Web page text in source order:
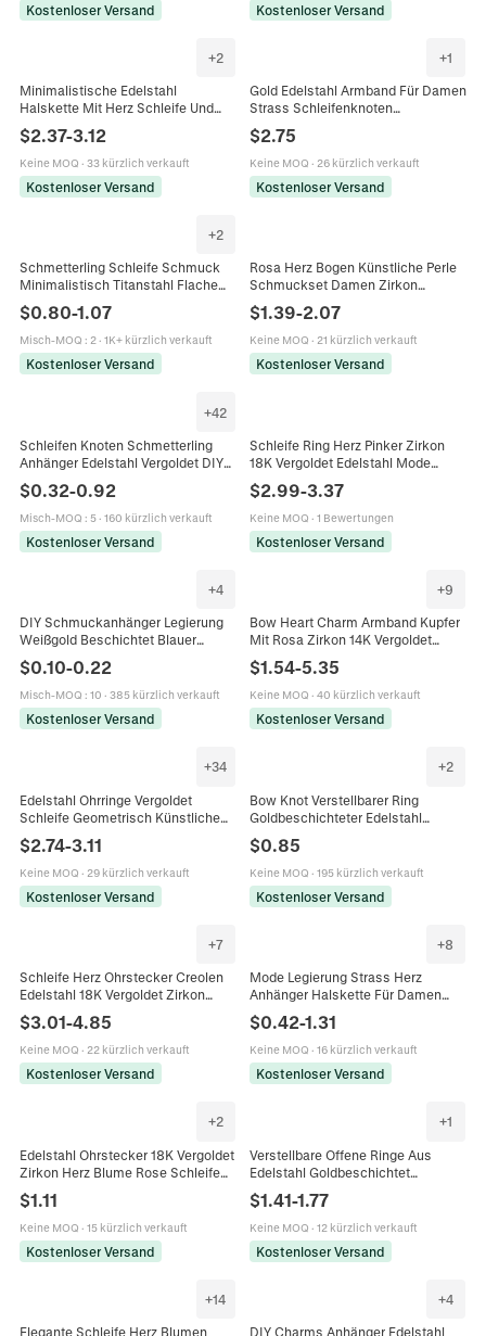
Kostenloser Versand Kostenloser Versand
+2
Minimalistische Edelstahl
Halskette Mit Herz Schleife Und
Künstliche Perlen Anhängern
Elegante Vergoldete Versilberte
Schmuck
$2.37-3.12
Keine MOQ · 33 kürzlich verkauft
Kostenloser Versand
+1
Gold Edelstahl Armband Für Damen
Strass Schleifenknoten
Lebensbaum Schlüssel Anhänger
Verstellbarer Charm Armreif Mode
Schmuck
$2.75
Keine MOQ · 26 kürzlich verkauft
Kostenloser Versand
+2
Schmetterling Schleife Schmuck
Minimalistisch Titanstahl Flache
Schlangenkette Goldbeschichtet
Elegante Accessoires
$0.80-1.07
Misch-MOQ : 2· 1K+ kürzlich verkauft
Kostenloser Versand
Rosa Herz Bogen Künstliche Perle
Schmuckset Damen Zirkon
Anhänger Halskette Silber
Ohrstecker Elegant Titanstahl
Vergoldet
$1.39-2.07
Keine MOQ · 21 kürzlich verkauft
Kostenloser Versand
+42
Schleifen Knoten Schmetterling
Anhänger Edelstahl Vergoldet DIY
Schmuckherstellung Charms
Zubehör Für Halsketten Armbänder
$0.32-0.92
Misch-MOQ : 5· 160 kürzlich verkauft
Kostenloser Versand
Schleife Ring Herz Pinker Zirkon
18K Vergoldet Edelstahl Mode
Schmuck Für Damen Eleganter
Nischenstil Accessoires
$2.99-3.37
Keine MOQ · 1 Bewertungen
Kostenloser Versand
+4
DIY Schmuckanhänger Legierung
Weißgold Beschichtet Blauer
Zirkon Herz Schleife Schmetterling
Bär Form Für Halsketten Ohrringe
$0.10-0.22
Misch-MOQ : 10 · 385 kürzlich verkauft
Kostenloser Versand
+9
Bow Heart Charm Armband Kupfer
Mit Rosa Zirkon 14K Vergoldet
Süßer Schmuck Für Frauen
Valentinstag Geschenk
$1.54-5.35
Keine MOQ · 40 kürzlich verkauft
Kostenloser Versand
+34
Edelstahl Ohrringe Vergoldet
Schleife Geometrisch Künstliche
Mode Schmuck Für Damen
$2.74-3.11
Keine MOQ · 29 kürzlich verkauft
Kostenloser Versand
+2
Bow Knot Verstellbarer Ring
Goldbeschichteter Edelstahl
Süßer Modeschmuck Für Damen
$0.85
Keine MOQ · 195 kürzlich verkauft
Kostenloser Versand
+7
Schleife Herz Ohrstecker Creolen
Edelstahl 18K Vergoldet Zirkon
Künstliche Perle Wasserdicht
Hypoallergen Trendiger Schmuck
Damen
$3.01-4.85
Keine MOQ · 22 kürzlich verkauft
Kostenloser Versand
+8
Mode Legierung Strass Herz
Anhänger Halskette Für Damen
Mehrlagige Kreuz Schmetterling
Schleife Choker Gold Silber Kette
Schmuck
$0.42-1.31
Keine MOQ · 16 kürzlich verkauft
Kostenloser Versand
+2
Edelstahl Ohrstecker 18K Vergoldet
Zirkon Herz Blume Rose Schleife
Für Frauen
$1.11
Keine MOQ · 15 kürzlich verkauft
Kostenloser Versand
+1
Verstellbare Offene Ringe Aus
Edelstahl Goldbeschichtet
Seepferdchen Schleife Tier Ringe
$1.41-1.77
Keine MOQ · 12 kürzlich verkauft
Kostenloser Versand
+14
Elegante Schleife Herz Blumen
+4
DIY Charms Anhänger Edelstahl